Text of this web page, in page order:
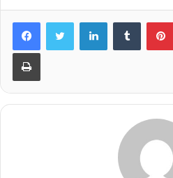
LinkedInTumblr
Yazdır